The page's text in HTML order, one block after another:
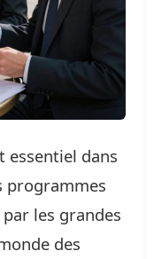
essentiel dans
programmes
les grandes
des